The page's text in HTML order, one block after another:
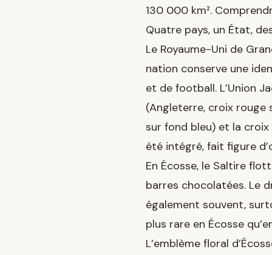
130 000 km².
Quatre pays, un État,
Le Royaume-Uni de
nation conserve une
et de football. L’Union
(Angleterre, croix rouge
sur fond bleu) et la croix
été intégré, fait figure
En Écosse, le Saltire
barres chocolatées. Le
également souvent,
plus rare en Écosse
L’emblème floral